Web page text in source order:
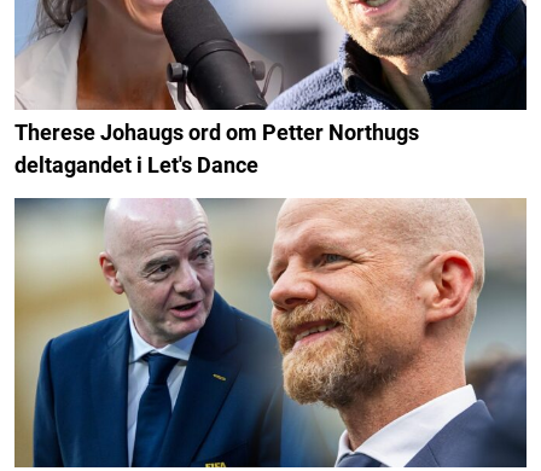
Therese Johaugs ord om Petter Northugs
deltagandet i Let's Dance